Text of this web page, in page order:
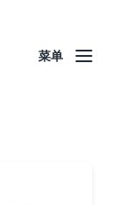
菜单